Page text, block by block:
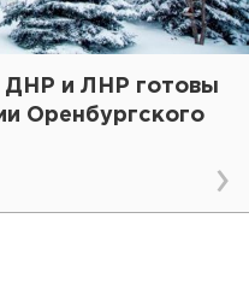
ДНР и ЛНР готовы
Оренбургского